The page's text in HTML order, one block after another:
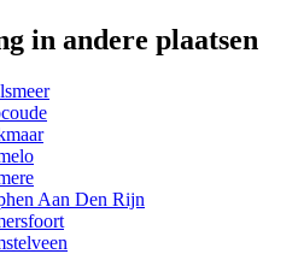
in andere plaatsen
Aan Den Rijn